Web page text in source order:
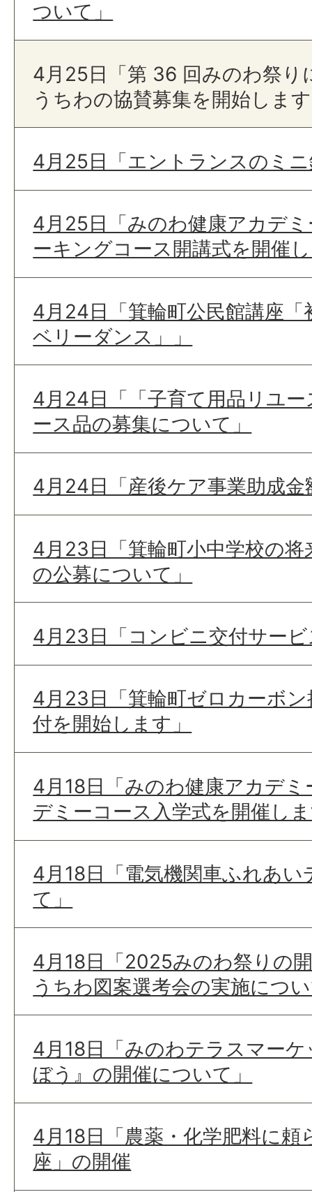
ついて」
4月25日「第 36 回みのわ祭り
うちわの協賛募集を開始しま
4月25日「エントランスのミ
4月25日「みのわ健康アカデ
ーキングコース開講式を開催
4月24日「箕輪町公民館講座
ベリーダンス」」
4月24日「「子育て用品リユ
ース品の募集について」
4月24日「産後ケア事業助成
4月23日「箕輪町小中学校の将
の公募について」
4月23日「コンビニ交付サー
4月23日「箕輪町ゼロカーボ
付を開始します」
4月18日「みのわ健康アカデ
デミーコース入学式を開催し
4月18日「電気機関車ふれあ
て」
4月18日「2025みのわ祭りの
うちわ図案選考会の実施につ
4月18日「みのわテラスマー
ぼう』の開催について」
4月18日「農薬・化学肥料に頼
座」の開催